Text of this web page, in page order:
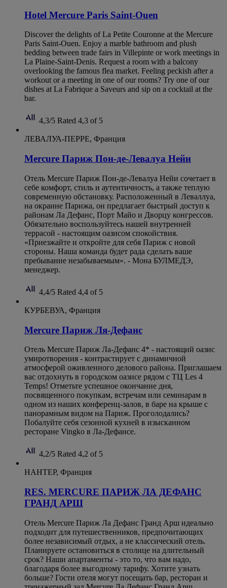
Hotel Mercure Paris Saint-Ouen
Discover the delights of La Petite Couronne at the Mercure
Paris Saint-Ouen. Enjoy a marble bathroom and plush
bedding between trade fairs in Villepinte or work meetings in
La Plaine-Saint-Denis. Request a room with a balcony
overlooking the famous flea market. Feeling peckish after a
workout or a meeting in one of our rooms? Try one of our
dishes at La Fabrique a Saveurs and sip on a cocktail at the
bar.
4,3/5 Rated 4,3 of 5
ЛЕВАЛУА-ПЕРРЕ, Франция
Mercure Париж Пон-де-Левалуа Нейи
Отель Mercure Париж Пон-де-Левалуа Нейи сочетает в
себе комфорт, стиль и аутентичность, а также теплую
современную обстановку. Расположенный в Леваллуа,
на окраине Парижа, он предлагает быстрый доступ к
районам Ла Дефанс, Порт Майо и Дворцу конгрессов.
Обязательно воспользуйтесь нашей внутренней
террасой - настоящим оазисом спокойствия.
«Приезжайте и откройте для себя Париж с новой
стороны. Наша команда будет рада сделать ваше
пребывание незабываемым». - Мона БУЛМЕДЭ,
менеджер.
4,4/5 Rated 4,4 of 5
КУРБЕВУА, Франция
Mercure Париж Ля-Дефанс
Отель Mercure Париж Ла-Дефанс 4* - настоящий оазис
умиротворения - контрастирует с динамичной
атмосферой оживленного делового района. Приглашаем
вас отдохнуть в городском оазисе рядом с ТЦ Les 4
Temps! Отметьте успешное окончание дня,
посвященного покупкам, встречам или семинарам в
одном из наших конференц-залов, в баре на крыше с
панорамным видом на Париж. Проголодались?
Побалуйте себя сезонной кухней в изысканном
ресторане Vingko в Ла-Дефансе.
4,2/5 Rated 4,2 of 5
НАНТЕР, Франция
RES. MERCURE ПАРИЖ ЛА ДЕФАНС
ГРАНД АРШ
Отель Mercure Париж Ла Дефанс Гранд Арш идеально
подходит для путешественников, предпочитающих
более независимый отдых, а не классический отель.
Планируете остановиться в столице на длительный
срок? Наши апартаменты - это то, что вам надо,
благодаря более выгодному тарифу. Хотите узнать
больше? Гости отеля могут посещать бар, ресторан и